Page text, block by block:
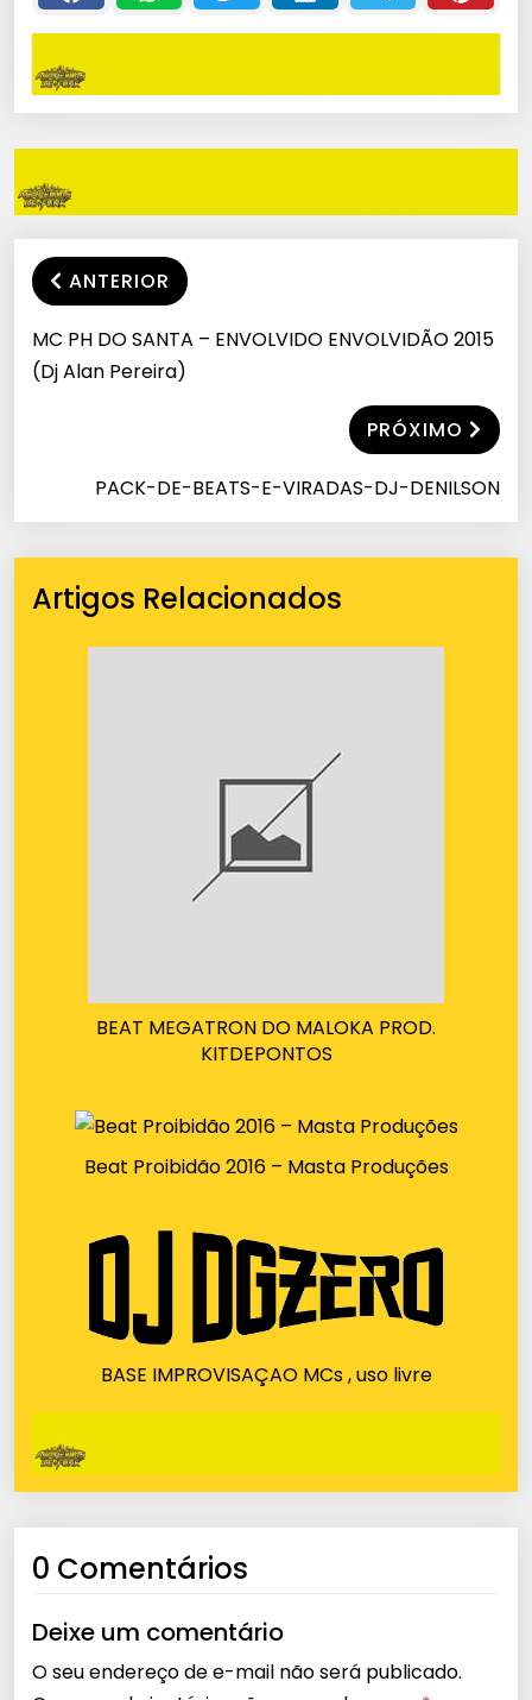
ANTERIOR
MC PH DO SANTA – ENVOLVIDO ENVOLVIDÃO 2015
(Dj Alan Pereira)
PRÓXIMO
PACK-DE-BEATS-E-VIRADAS-DJ-DENILSON
Artigos Relacionados
BEAT MEGATRON DO MALOKA PROD.
KITDEPONTOS
Beat Proibidão 2016 – Masta Produções
BASE IMPROVISAÇAO MCs , uso livre
0 Comentários
Deixe um comentário
O seu endereço de e-mail não será publicado.